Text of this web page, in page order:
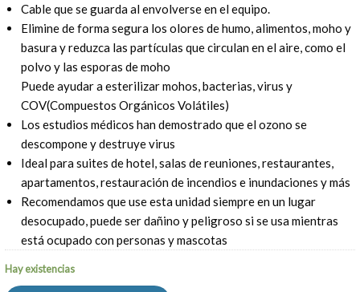
Cable que se guarda al envolverse en el equipo.
Elimine de forma segura los olores de humo, alimentos, moho y
basura y reduzca las partículas que circulan en el aire, como el
polvo y las esporas de moho
Puede ayudar a esterilizar mohos, bacterias, virus y
COV(Compuestos Orgánicos Volátiles)
Los estudios médicos han demostrado que el ozono se
descompone y destruye virus
Ideal para suites de hotel, salas de reuniones, restaurantes,
apartamentos, restauración de incendios e inundaciones y más
Recomendamos que use esta unidad siempre en un lugar
desocupado, puede ser dañino y peligroso si se usa mientras
está ocupado con personas y mascotas
Hay existencias